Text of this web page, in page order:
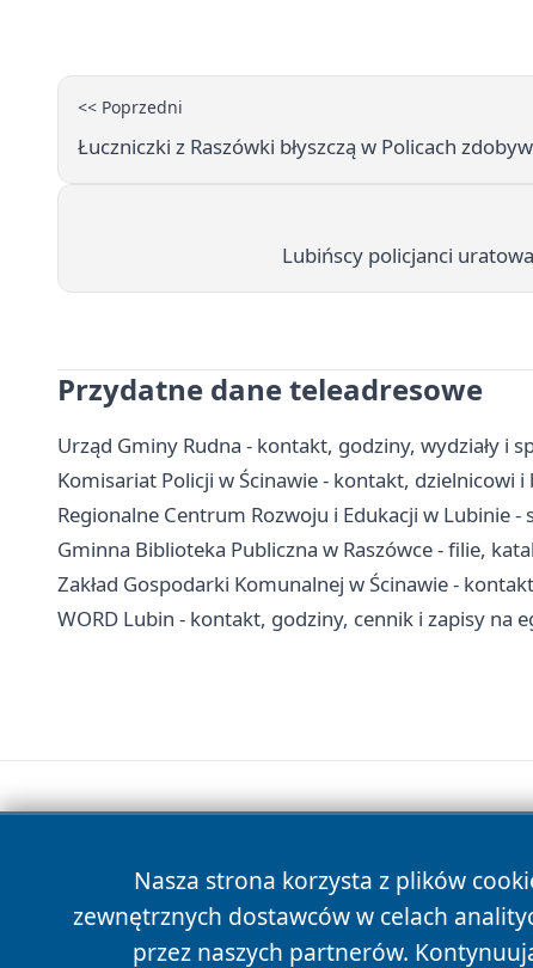
<< Poprzedni
Łuczniczki z Raszówki błyszczą w Policach
Lubińscy policjanci
Przydatne dane teleadresowe
Urząd Gminy Rudna - kontakt, godziny, wydziały i
Komisariat Policji w Ścinawie - kontakt, dzielnicowi i
Regionalne Centrum Rozwoju i Edukacji w Lubinie
Gminna Biblioteka Publiczna w Raszówce - filie,
Zakład Gospodarki Komunalnej w Ścinawie -
WORD Lubin - kontakt, godziny, cennik i zapisy na
Nasza strona korzysta z plików
zewnętrznych dostawców w celach
przez naszych partnerów.